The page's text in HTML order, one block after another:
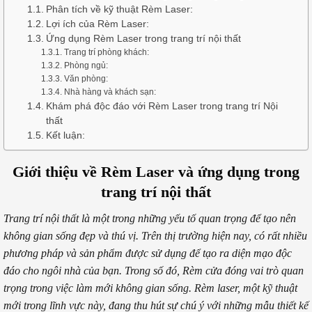
Phân tích về kỹ thuật Rèm Laser:
Lợi ích của Rèm Laser:
Ứng dụng Rèm Laser trong trang trí nội thất
Trang trí phòng khách:
Phòng ngủ:
Văn phòng:
Nhà hàng và khách sạn:
Khám phá độc đáo với Rèm Laser trong trang trí Nội
thất
Kết luận:
Giới thiệu về Rèm Laser và ứng dụng trong
trang trí nội thất
Trang trí nội thất là một trong những yếu tố quan trọng để tạo nên
không gian sống đẹp và thú vị. Trên thị trường hiện nay, có rất nhiều
phương pháp và sản phẩm được sử dụng để tạo ra diện mạo độc
đáo cho ngôi nhà của bạn. Trong số đó, Rèm cửa đóng vai trò quan
trọng trong việc làm mới không gian sống. Rèm laser, một kỹ thuật
mới trong lĩnh vực này, đang thu hút sự chú ý với những mẫu thiết kế